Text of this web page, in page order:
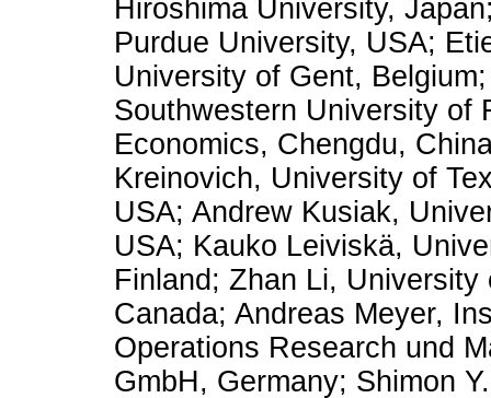
Hiroshima University,
Purdue University, USA;
University of Gent,
Southwestern University of
Economics, Chengdu,
Kreinovich, University of
USA; Andrew Kusiak,
USA; Kauko Leiviskä,
Finland; Zhan Li, University
Canada; Andreas Meyer,
Operations Research und
GmbH, Germany; Shimon